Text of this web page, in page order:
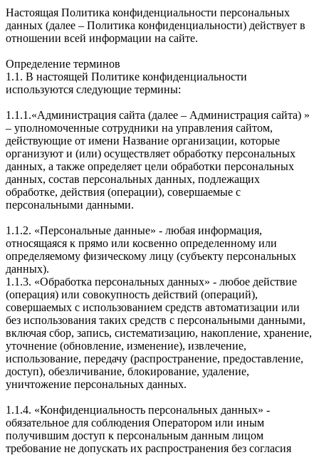
Настоящая Политика конфиденциальности персональных
данных (далее – Политика конфиденциальности) действует в
отношении всей информации на сайте.
Определение терминов
1.1. В настоящей Политике конфиденциальности
используются следующие термины:
1.1.1.«Администрация сайта (далее – Администрация сайта) »
– уполномоченные сотрудники на управления сайтом,
действующие от имени Название организации, которые
организуют и (или) осуществляет обработку персональных
данных, а также определяет цели обработки персональных
данных, состав персональных данных, подлежащих
обработке, действия (операции), совершаемые с
персональными данными.
1.1.2. «Персональные данные» - любая информация,
относящаяся к прямо или косвенно определенному или
определяемому физическому лицу (субъекту персональных
данных).
1.1.3. «Обработка персональных данных» - любое действие
(операция) или совокупность действий (операций),
совершаемых с использованием средств автоматизации или
без использования таких средств с персональными данными,
включая сбор, запись, систематизацию, накопление, хранение,
уточнение (обновление, изменение), извлечение,
использование, передачу (распространение, предоставление,
доступ), обезличивание, блокирование, удаление,
уничтожение персональных данных.
1.1.4. «Конфиденциальность персональных данных» -
обязательное для соблюдения Оператором или иным
получившим доступ к персональным данным лицом
требование не допускать их распространения без согласия